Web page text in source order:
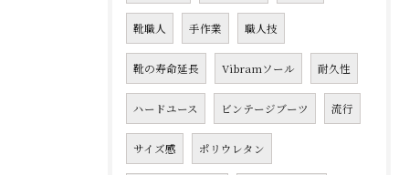
靴職人 手作業 職人技
靴の寿命延長 Vibramソール 耐久性
ハードユース ビンテージブーツ 流行
サイズ感 ポリウレタン